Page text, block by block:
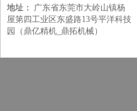
地址：
广东省东莞市大岭山镇杨
屋第四工业区东盛路13号平洋科技
园（鼎亿精机_鼎拓机械）